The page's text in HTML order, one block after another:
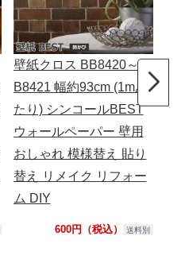
壁紙クロス BB8420～B
B8421 幅約93cm (1mあ
たり) シンコールBEST
ウォールペーパー 壁用
おしゃれ 模様替え 貼り
替え リメイク リフォー
ム DIY
600円（税込） 送料別
た